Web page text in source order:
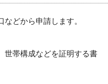
どから申請します。
世帯構成などを証明する書